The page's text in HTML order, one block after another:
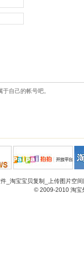
自己的帐号吧。
_淘宝宝贝复制_上传图片空
© 2009-2010 淘宝